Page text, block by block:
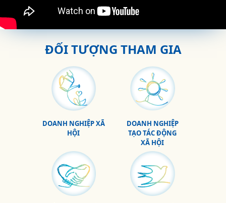
ĐỐI TƯỢNG THAM GIA
DOANH NGHIỆP XÃ
HỘI
DOANH NGHIỆP
TẠO TÁC ĐỘNG
XÃ HỘI